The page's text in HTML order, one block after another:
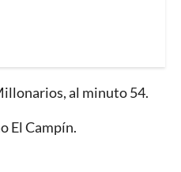
al minuto 54.
El Campín.